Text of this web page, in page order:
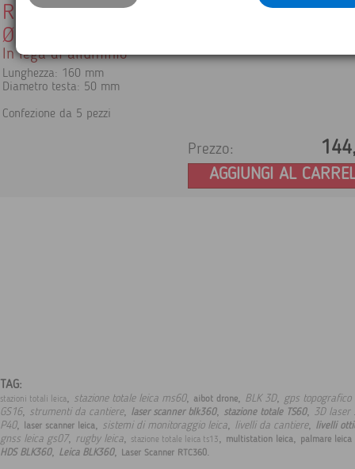
Riferimenti orizzontali
Ø testa 50 mm / lungh. 160 mm - 10pz.
In lega di alluminio
Lunghezza: 160 mm
Diametro testa: 50 mm
Confezione da 5 pezzi
Prezzo:
AGGIUNGI AL
TAG:
stazioni totali leica, stazione totale leica ms60, aibot drone, BLK 3D, gps topografico
GS16, strumenti da cantiere, laser scanner blk360, stazione totale TS60, 3D laser
P40, laser scanner leica, sistemi di monitoraggio leica, livelli da cantiere, livelli
gnss leica gs07, rugby leica, stazione totale leica ts13, multistation leica, palmare leica
HDS BLK360, Leica BLK360, Laser Scanner RTC360.